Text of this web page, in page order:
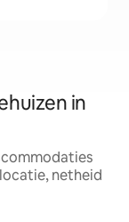
in
netheid